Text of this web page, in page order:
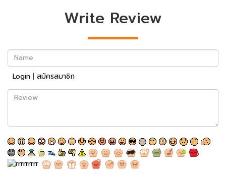
Write Review
Name
Login | สมัครสมาชิก
Review